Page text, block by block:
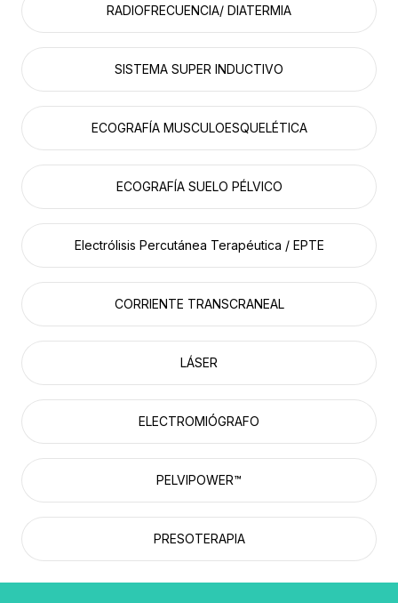
RADIOFRECUENCIA/ DIATERMIA
SISTEMA SUPER INDUCTIVO
ECOGRAFÍA MUSCULOESQUELÉTICA
ECOGRAFÍA SUELO PÉLVICO
Electrólisis Percutánea Terapéutica / EPTE
CORRIENTE TRANSCRANEAL
LÁSER
ELECTROMIÓGRAFO
PELVIPOWER™
PRESOTERAPIA